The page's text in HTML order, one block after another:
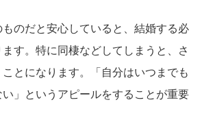
のだと安心していると、結婚する必
す。特に同棲などしてしまうと、さ
とになります。「自分はいつまでも
」というアピールをすることが重要